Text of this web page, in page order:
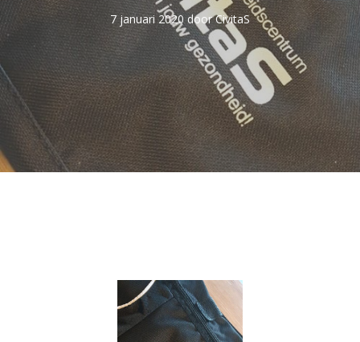
7 januari 2020doorCivitaS